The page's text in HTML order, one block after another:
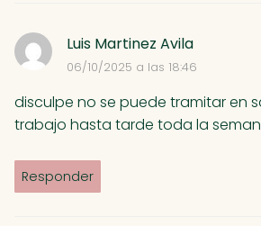
Luis Martinez Avila
06/10/2025 a las 18:46
disculpe no se puede tramitar en
trabajo hasta tarde toda la
Responder
t
e
n
a
v